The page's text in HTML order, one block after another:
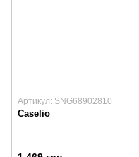
Артикул: SNG68902810
Caselio